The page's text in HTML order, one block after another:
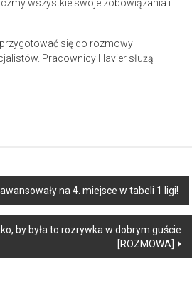
wszystkie swoje zobowiązania i
przygotować się do rozmowy
Pracownicy Havier służą
na 4. miejsce w tabeli 1 ligi!
by była to rozrywka w dobrym guście
[ROZMOWA]